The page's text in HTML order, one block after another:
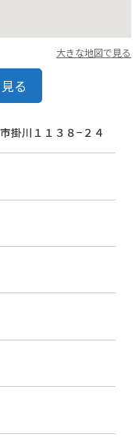
大きな地図で見る
る
掛川１１３８−２４